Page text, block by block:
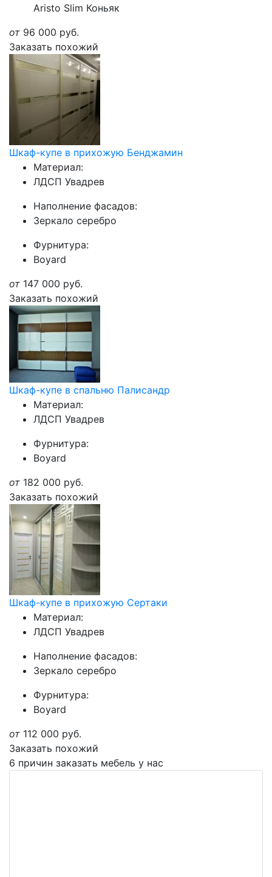
Aristo Slim Коньяк
от 96 000 руб.
Заказать похожий
Шкаф-купе в прихожую Бенджамин
Материал:
ЛДСП Увадрев
Наполнение фасадов:
Зеркало серебро
Фурнитура:
Boyard
от 147 000 руб.
Заказать похожий
Шкаф-купе в спальню Палисандр
Материал:
ЛДСП Увадрев
Фурнитура:
Boyard
от 182 000 руб.
Заказать похожий
Шкаф-купе в прихожую Сертаки
Материал:
ЛДСП Увадрев
Наполнение фасадов:
Зеркало серебро
Фурнитура:
Boyard
от 112 000 руб.
Заказать похожий
6 причин заказать мебель у нас